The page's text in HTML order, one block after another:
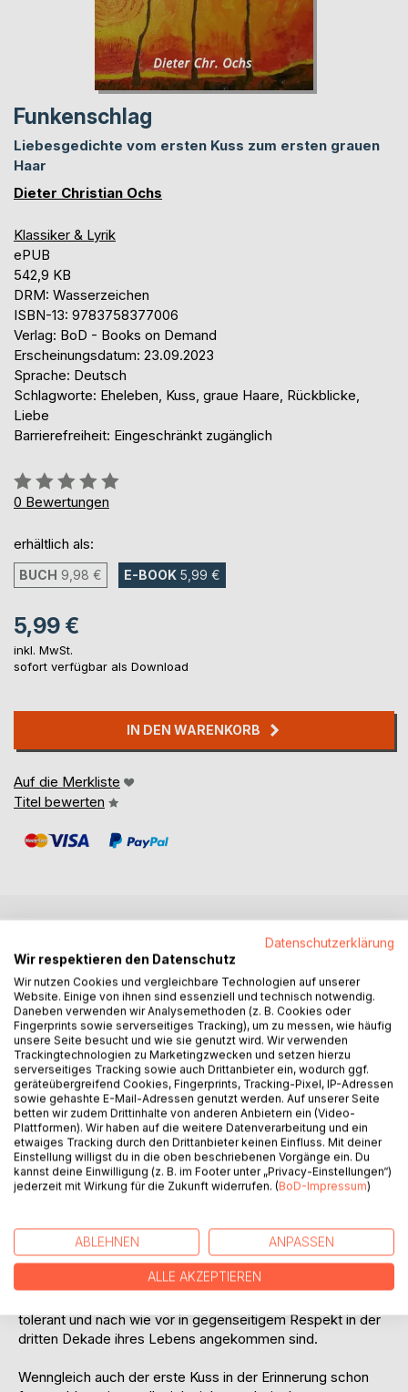
Funkenschlag
Liebesgedichte vom ersten Kuss zum ersten grauen
Haar
Dieter Christian Ochs
Klassiker & Lyrik
ePUB
542,9 KB
DRM: Wasserzeichen
ISBN-13: 9783758377006
Verlag: BoD - Books on Demand
Erscheinungsdatum: 23.09.2023
Sprache: Deutsch
Schlagworte: Eheleben, Kuss, graue Haare, Rückblicke,
Liebe
Barrierefreiheit: Eingeschränkt zugänglich
Bewertung::
0%
0 Bewertungen
erhältlich als:
BUCH 9,98 € E-BOOK 5,99 €
5,99 €
inkl. MwSt.
sofort verfügbar als Download
IN DEN WARENKORB
Auf die Merkliste
Titel bewerten
"Es läuft nicht immer fadengerade
denn oft ist das Leben gerade fade!"
Die treffende Bezeichnung des Buchtitels "Funkenschlag"
beschreibt die zum Teil ernüchternden, zum Teil emotional
aufgeladenen und mit dem Verstand kaum steuerbaren
Beweggründe und gelebten Alltagssituationen einer Ehe,
die jedoch stets am Ende zu einer noch tiefer gehenden
echten und aufrichtigen Nähe führten.
Diese Momentaufnahmen eines fast 50 Jahre währenden
zweisamen Lebens sind ungeschönte, reale Episoden mit
Die ambivalenten Texte sind im Grunde nichts Besonderes
oder Spektakuläres, beschreiben sie doch lediglich in
lyrisch-lockerer oder profaner Reimform das Verhalten
tolerant und nach wie vor in gegenseitigem Respekt in der
dritten Dekade ihres Lebens angekommen sind.
Wenngleich auch der erste Kuss in der Erinnerung schon
Datenschutzerklärung
Wir respektieren den Datenschutz
Wir nutzen Cookies und vergleichbare Technologien auf unserer
Website. Einige von ihnen sind essenziell und technisch notwendig.
Daneben verwenden wir Analysemethoden (z. B. Cookies oder
Fingerprints sowie serverseitiges Tracking), um zu messen, wie häufig
unsere Seite besucht und wie sie genutzt wird. Wir verwenden
Trackingtechnologien zu Marketingzwecken und setzen hierzu
serverseitiges Tracking sowie auch Drittanbieter ein, wodurch ggf.
geräteübergreifend Cookies, Fingerprints, Tracking-Pixel, IP-Adressen
sowie gehashte E-Mail-Adressen genutzt werden. Auf unserer Seite
betten wir zudem Drittinhalte von anderen Anbietern ein (Video-
Plattformen). Wir haben auf die weitere Datenverarbeitung und ein
etwaiges Tracking durch den Drittanbieter keinen Einfluss. Mit deiner
Einstellung willigst du in die oben beschriebenen Vorgänge ein. Du
kannst deine Einwilligung (z. B. im Footer unter „Privacy-Einstellungen“)
jederzeit mit Wirkung für die Zukunft widerrufen. (BoD-Impressum)
ABLEHNEN ANPASSEN
ALLE AKZEPTIEREN